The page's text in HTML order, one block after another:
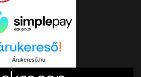
Árukereső.hu